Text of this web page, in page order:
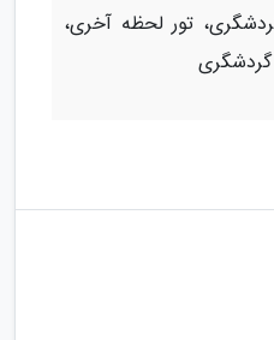
تور لحظه آخری،
گردشگری